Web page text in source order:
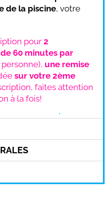
de la piscine, votre
pour2
60 minutes par
une remise
sur votre 2ème
faites attention
à la fois!